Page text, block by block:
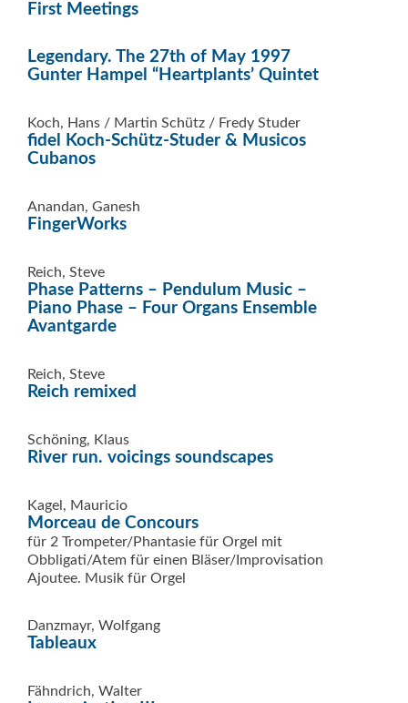
First Meetings
Legendary. The 27th of May 1997
Gunter Hampel “Heartplants’ Quintet
Koch, Hans / Martin Schütz / Fredy Studer
fidel Koch-Schütz-Studer & Musicos
Cubanos
Anandan, Ganesh
FingerWorks
Reich, Steve
Phase Patterns – Pendulum Music –
Piano Phase – Four Organs Ensemble
Avantgarde
Reich, Steve
Reich remixed
Schöning, Klaus
River run. voicings soundscapes
Kagel, Mauricio
Morceau de Concours
für 2 Trompeter/Phantasie für Orgel mit
Obbligati/Atem für einen Bläser/Improvisation
Ajoutee. Musik für Orgel
Danzmayr, Wolfgang
Tableaux
Fähndrich, Walter